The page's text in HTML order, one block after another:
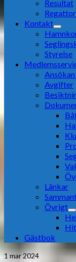
Resultat
Regattor
Kontakt
Styrelse
Avgifter
Länkar
Övrigt
Gästbok
1mar 2024